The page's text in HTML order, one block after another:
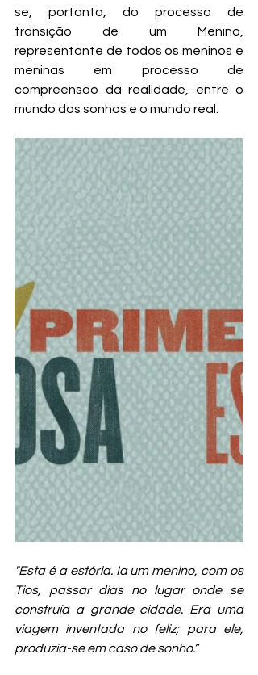
se, portanto, do processo de
transição de um Menino,
representante de todos os meninos e
meninas em processo de
compreensão da realidade, entre o
mundo dos sonhos e o mundo real.
"Esta é a estória. Ia um menino, com os
Tios, passar dias no lugar onde se
construía a grande cidade. Era uma
viagem inventada no feliz; para ele,
produzia-se em caso de sonho.”